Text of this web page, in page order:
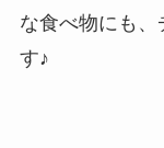
な食べ物にも
す♪